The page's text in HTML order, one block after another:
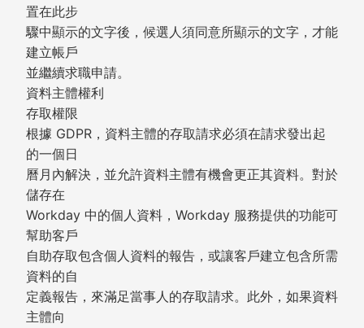
置在此步
驟中顯示的文字後，候選人須同意所顯示的文字，才能
建立帳戶
並繼續求職申請。
資料主體權利
存取權限
根據 GDPR，資料主體的存取請求必須在請求發出起
的一個日
曆月內解決，並允許資料主體有機會更正其資料。對於
儲存在
Workday 中的個人資料，Workday 服務提供的功能可
幫助客戶
自助存取包含個人資料的報告，或讓客戶建立包含所需
資料的自
定義報告，來滿足當事人的存取請求。此外，如果資料
主體向